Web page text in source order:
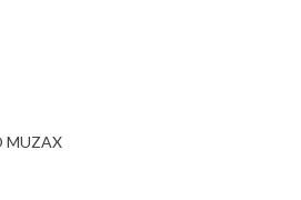
MUZAX